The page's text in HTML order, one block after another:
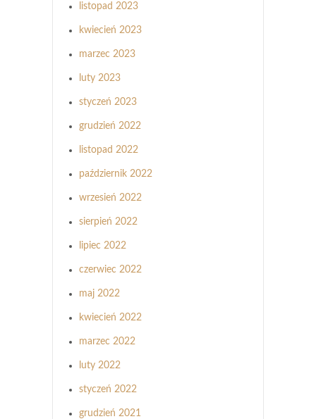
listopad 2023
kwiecień 2023
marzec 2023
luty 2023
styczeń 2023
grudzień 2022
listopad 2022
październik 2022
wrzesień 2022
sierpień 2022
lipiec 2022
czerwiec 2022
maj 2022
kwiecień 2022
marzec 2022
luty 2022
styczeń 2022
grudzień 2021